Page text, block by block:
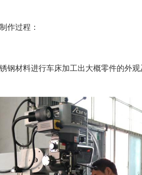
作过程：
料进行车床加工出大概零件的外观